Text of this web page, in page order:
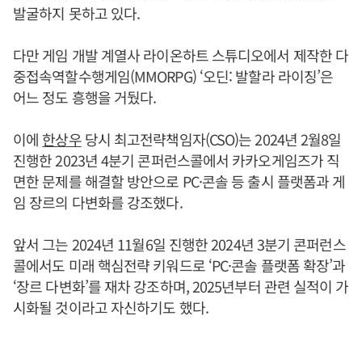
발굴하지 못하고 있다.
다만 게임 개발 계열사 라이온하트 스튜디오에서 제작한 다
중접속역할수행게임(MMORPG) ‘오딘: 발할라 라이징’은
어느 정도 흥행을 거뒀다.
이에 한상우당시 최고전략책임자(CSO)는 2024년 2월8일
진행한 2023년 4분기 콘퍼런스콜에서 카카오게임즈가 직
면한 문제를 해결할 방안으로 PC·콘솔 등 출시 플랫폼과 게
임 장르의 다변화를 강조했다.
앞서 그는 2024년 11월6일 진행한 2024년 3분기 콘퍼런스
콜에서도 미래 핵심전략 키워드로 ‘PC·콘솔 플랫폼 확장’과
‘장르 다변화’를 재차 강조하며, 2025년부터 관련 실적이 가
시화될 것이라고 자신하기도 했다.